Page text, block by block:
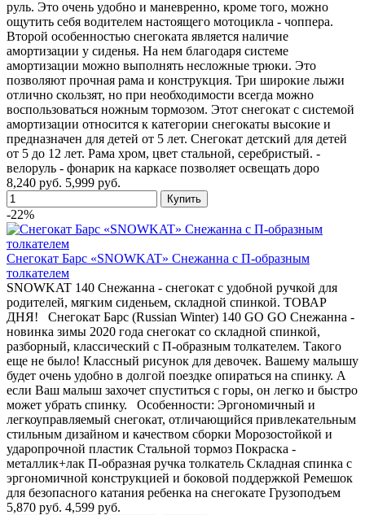
руль. Это очень удобно и маневренно, кроме того, можно
ощутить себя водителем настоящего мотоцикла - чоппера.
Второй особенностью снегоката является наличие
амортизации у сиденья. На нем благодаря системе
амортизации можно выполнять несложные трюки. Это
позволяют прочная рама и конструкция. Три широкие лыжи
отлично скользят, но при необходимости всегда можно
воспользоваться ножным тормозом. Этот снегокат с системой
амортизации относится к категории снегокаты высокие и
предназначен для детей от 5 лет. Снегокат детский для детей
от 5 до 12 лет. Рама хром, цвет стальной, серебристый. -
велоруль - фонарик на каркасе позволяет освещать доро
8,240 руб. 5,999 руб.
-22%
Снегокат Барс «SNOWKAT» Снежанна с П-образным
толкателем
SNOWKAT 140 Снежанна - снегокат с удобной ручкой для
родителей, мягким сиденьем, складной спинкой. ТОВАР
ДНЯ! Снегокат Барс (Russian Winter) 140 GO GO Снежанна -
новинка зимы 2020 года снегокат со складной спинкой,
разборный, классический с П-образным толкателем. Такого
еще не было! Классный рисунок для девочек. Вашему малышу
будет очень удобно в долгой поездке опираться на спинку. А
если Ваш малыш захочет спуститься с горы, он легко и быстро
может убрать спинку. Особенности: Эргономичный и
легкоуправляемый снегокат, отличающийся привлекательным
стильным дизайном и качеством сборки Морозостойкой и
ударопрочной пластик Стальной тормоз Покраска -
металлик+лак П-образная ручка толкатель Складная спинка с
эргономичной конструкцией и боковой поддержкой Ремешок
для безопасного катания ребенка на снегокате Грузоподъем
5,870 руб. 4,599 руб.